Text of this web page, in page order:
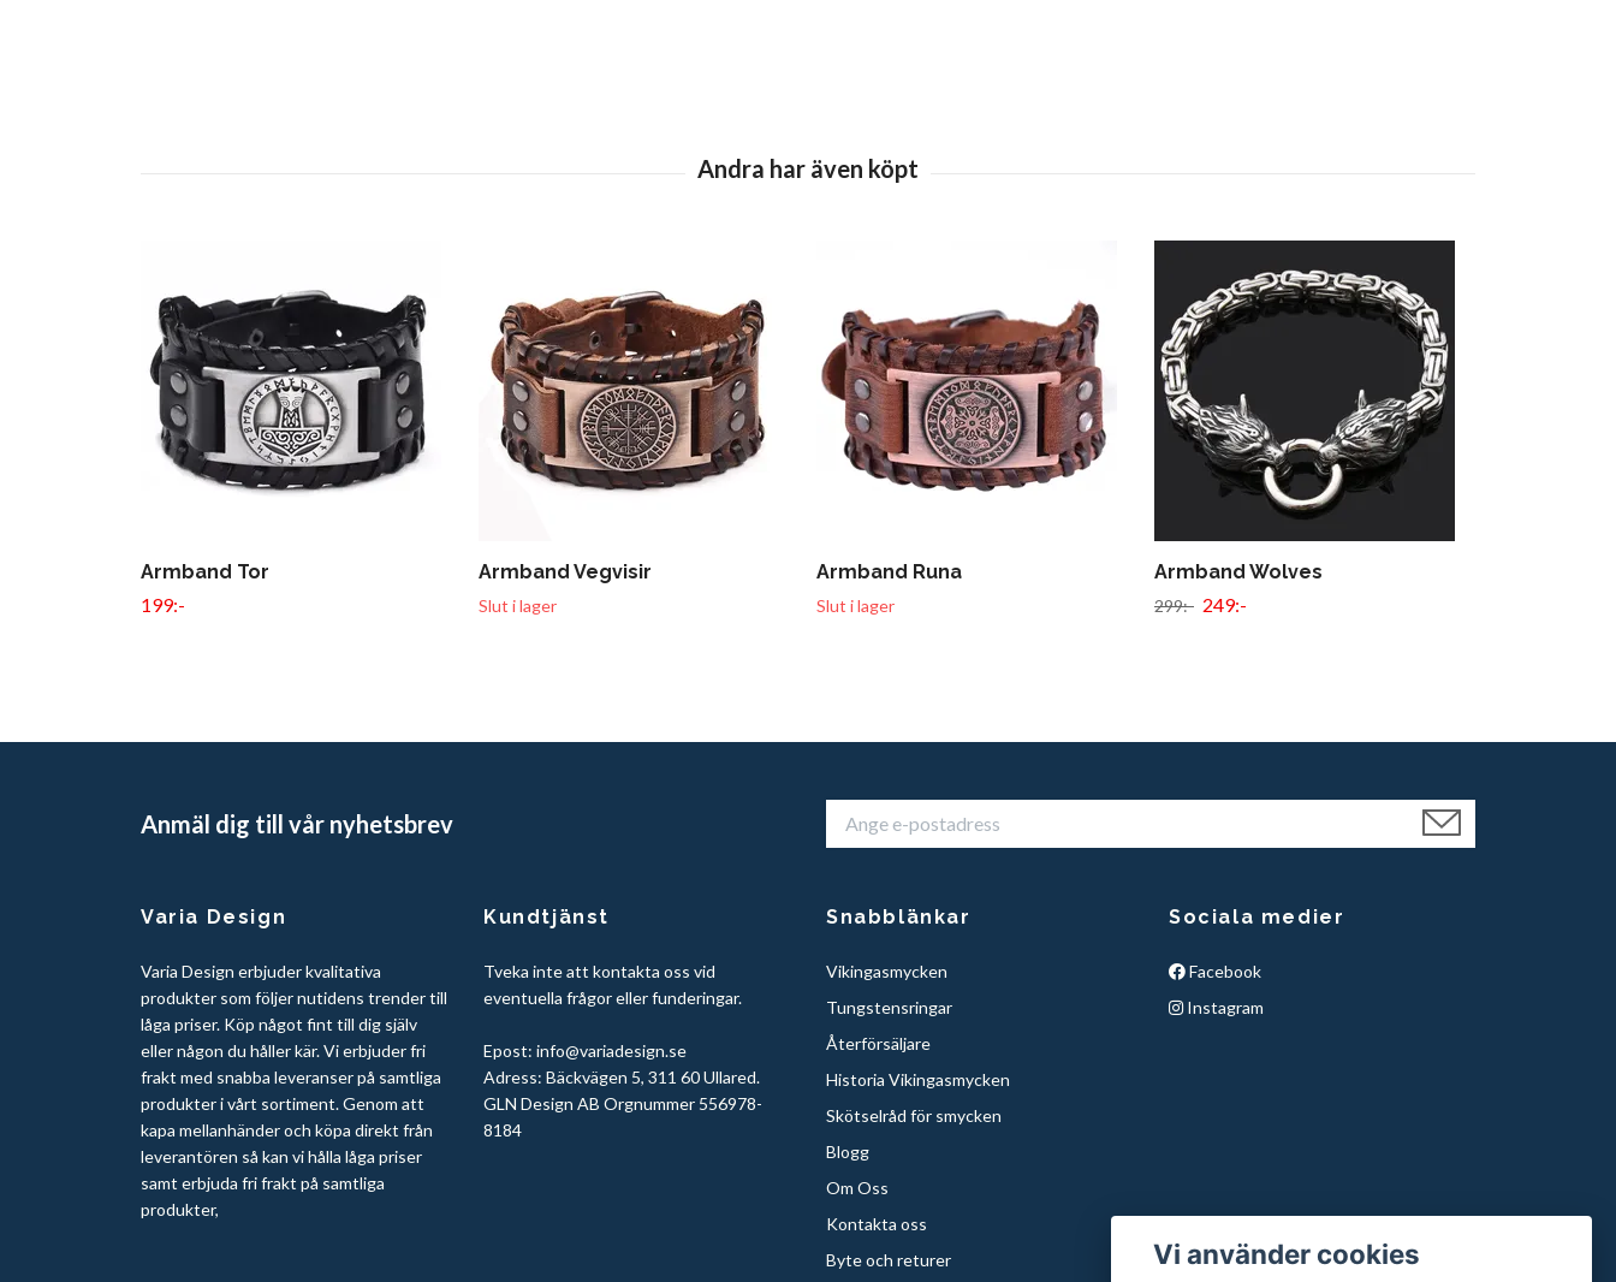
Armband Tor
199:-
Armband Vegvisir
Slut i lager
Armband Runa
Slut i lager
Armband Wolves
299:- 249:-
Anmäl dig till vår nyhetsbrev
Varia Design
Varia Design erbjuder kvalitativa
produkter som följer nutidens trender till
låga priser. Köp något fint till dig själv
eller någon du håller kär. Vi erbjuder fri
frakt med snabba leveranser på samtliga
produkter i vårt sortiment. Genom att
kapa mellanhänder och köpa direkt från
leverantören så kan vi hålla låga priser
samt erbjuda fri frakt på samtliga
produkter,
Kundtjänst
Tveka inte att kontakta oss vid
eventuella frågor eller funderingar.
Epost: info@variadesign.se
Adress: Bäckvägen 5, 311 60 Ullared.
GLN Design AB Orgnummer 556978-
8184
Snabblänkar
Vikingasmycken
Tungstensringar
Återförsäljare
Historia Vikingasmycken
Skötselråd för smycken
Blogg
Om Oss
Kontakta oss
Byte och returer
Sociala medier
Facebook
Instagram
Vi använder cookies